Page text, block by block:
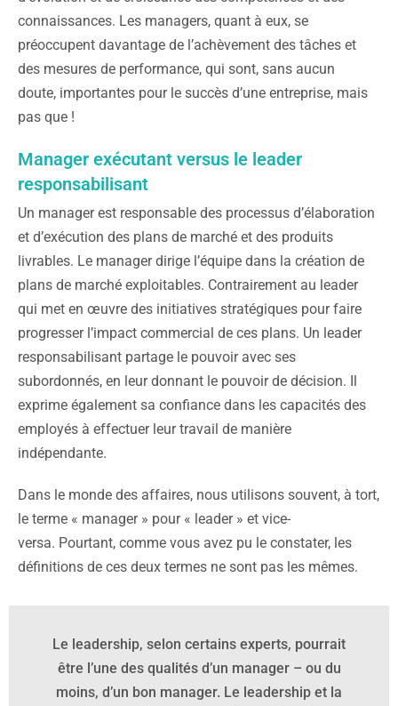
connaissances. Les managers, quant à eux, se
préoccupent davantage de l’achèvement des tâches et
des mesures de performance, qui sont, sans aucun
doute, importantes pour le succès d’une entreprise, mais
pas que !
Manager exécutant versus le leader
responsabilisant
Un manager est responsable des processus d’élaboration
et d’exécution des plans de marché et des produits
livrables. Le manager dirige l’équipe dans la création de
plans de marché exploitables. Contrairement au leader
qui met en œuvre des initiatives stratégiques pour faire
progresser l’impact commercial de ces plans. Un leader
responsabilisant partage le pouvoir avec ses
subordonnés, en leur donnant le pouvoir de décision. Il
exprime également sa confiance dans les capacités des
employés à effectuer leur travail de manière
indépendante.
Dans le monde des affaires, nous utilisons souvent, à tort,
le terme « manager » pour « leader » et vice-
versa. Pourtant, comme vous avez pu le constater, les
définitions de ces deux termes ne sont pas les mêmes.
Le leadership, selon certains experts, pourrait
être l’une des qualités d’un manager – ou du
moins, d’un bon manager. Le leadership et la